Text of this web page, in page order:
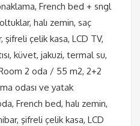
French bed + sngl
halı zemin, saç
çelik kasa, LCD TV,
küvet, jakuzi, termal su,
2 oda / 55 m2, 2+2
odası ve yatak
French bed, halı zemin,
şifreli çelik kasa, LCD